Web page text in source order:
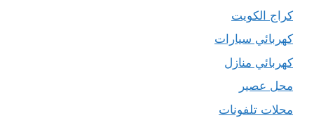
كراج الكويت
كهربائي سيارات
كهربائي منازل
محل عصير
محلات تلفونات